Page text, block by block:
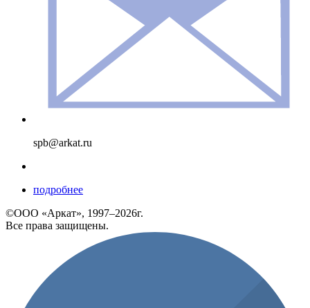
spb@arkat.ru
подробнее
©ООО «Аркат», 1997–2026г.
Все права защищены.